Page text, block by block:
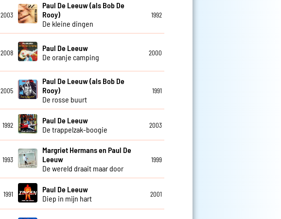
2003
Paul De Leeuw (als Bob De
Rooy)
De kleine dingen
1992
2008
Paul De Leeuw
De oranje camping
2000
2005
Paul De Leeuw (als Bob De
Rooy)
De rosse buurt
1991
1992
Paul De Leeuw
De trappelzak-boogie
2003
1993
Margriet Hermans en Paul De
Leeuw
De wereld draait maar door
1999
1991
Paul De Leeuw
Diep in mijn hart
2001